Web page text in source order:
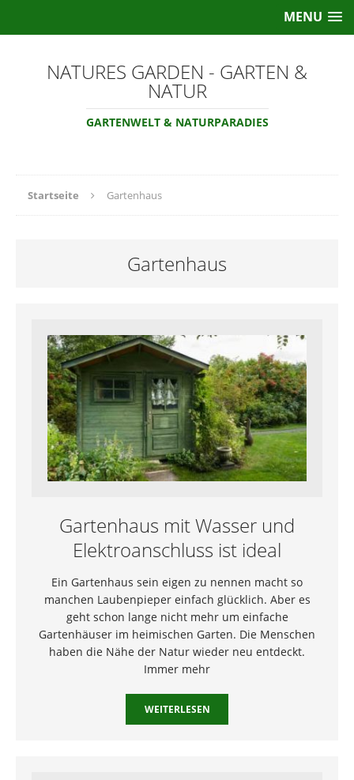
MENU
NATURES GARDEN - GARTEN &
NATUR
GARTENWELT & NATURPARADIES
Startseite Gartenhaus
Gartenhaus
Gartenhaus mit Wasser und
Elektroanschluss ist ideal
Ein Gartenhaus sein eigen zu nennen macht so
manchen Laubenpieper einfach glücklich. Aber es
geht schon lange nicht mehr um einfache
Gartenhäuser im heimischen Garten. Die Menschen
haben die Nähe der Natur wieder neu entdeckt.
Immer mehr
WEITERLESEN